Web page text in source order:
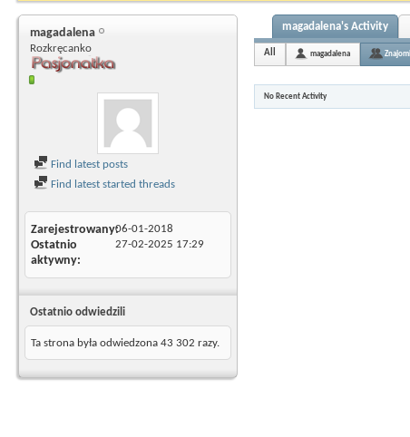
magadalena
Rozkręcanko
Find latest posts
Find latest started threads
Zarejestrowany06-01-2018
Ostatnio
aktywny
27-02-2025 17:29
Ostatnio odwiedzili
Ta strona była odwiedzona 43 302 razy.
magadalena's Activity
All magadalena Znajomi
No Recent Activity